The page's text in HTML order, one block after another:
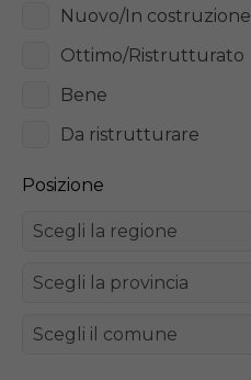
Nuovo/In costruzione
Ottimo/Ristrutturato
Bene
Da ristrutturare
Posizione